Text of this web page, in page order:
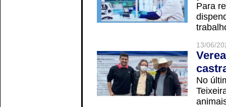
Para
13/06/
No